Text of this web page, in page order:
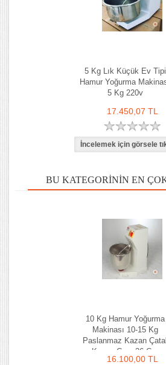
5 Kg Lık Küçük Ev Tipi
Hamur Yoğurma
5 Kg 220v
17.450,07 TL
BU KATEGORININ EN
10 Kg Hamur Yoğurma
Makinası 10-15 Kg
Paslanmaz Kazan Çatal
Kazan Çapı 36 Cm
16.100,00 TL